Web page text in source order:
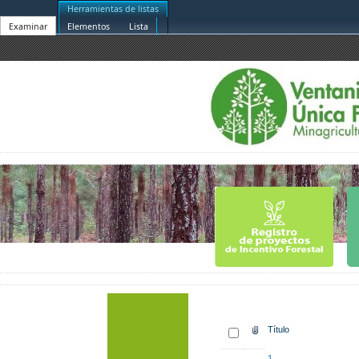
Examinar
Herramientas de listas
Elementos
Lista
Título